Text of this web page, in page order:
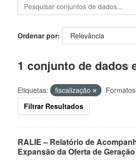
Ordenar por
1 conjunto de dados
Etiquetas: fiscalização
Filtrar Resultados
RALIE – Relatório de
Expansão da Oferta de